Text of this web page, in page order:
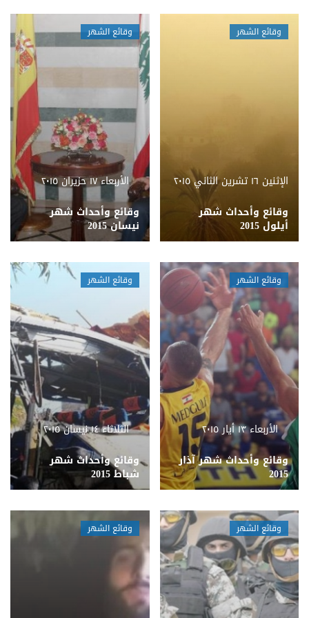
وقائع الشهر
الإثنين ١٦ تشرين الثاني ٢٠١٥
وقائع وأحداث شهر
أيلول 2015
وقائع الشهر
الأربعاء ١٧ حزيران ٢٠١٥
وقائع وأحداث شهر
نيسان 2015
وقائع الشهر
الأربعاء ١٣ أيار ٢٠١٥
وقائع وأحداث شهر آذار
2015
وقائع الشهر
الثلاثاء ١٤ نيسان ٢٠١٥
وقائع وأحداث شهر
شباط 2015
وقائع الشهر وقائع الشهر